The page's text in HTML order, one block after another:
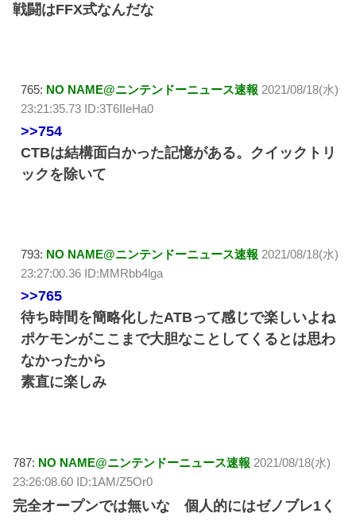
戦闘はFFX式なんだな
765: NO NAME@ニンテンドーニュース速報 2021/08/18(水)
23:21:35.73 ID:3T6IIeHa0
>>754
CTBは結構面白かった記憶がある。クイックトリ
ックを除いて
793: NO NAME@ニンテンドーニュース速報 2021/08/18(水)
23:27:00.36 ID:MMRbb4lga
>>765
待ち時間を簡略化したATBって感じで楽しいよね
ポケモンがここまで大胆なことしてくるとは思わ
なかったから
素直に楽しみ
787: NO NAME@ニンテンドーニュース速報 2021/08/18(水)
23:26:08.60 ID:1AM/Z5Or0
完全オープンでは無いな 個人的にはゼノブレ1く